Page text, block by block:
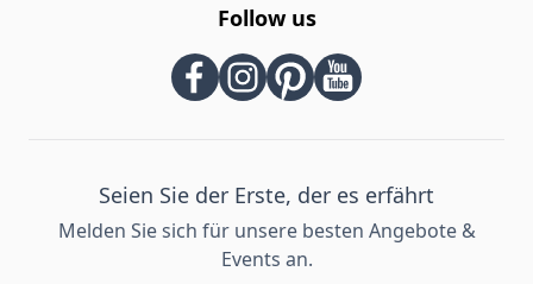
Follow us
Seien Sie der Erste, der es erfährt
Melden Sie sich für unsere besten Angebote &
Events an.